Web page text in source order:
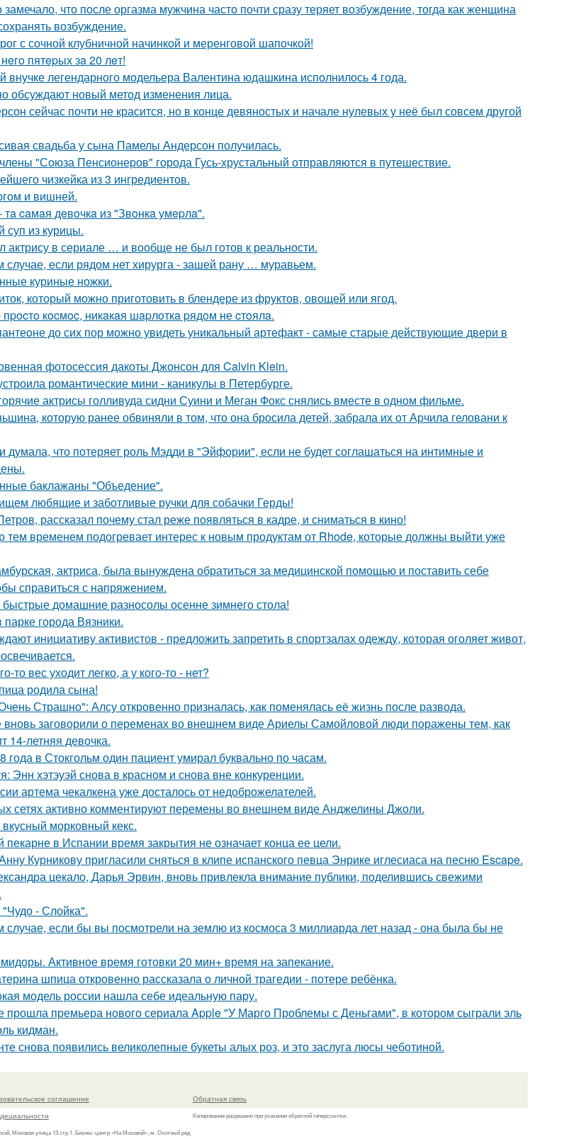
что после оргазма мужчина часто почти сразу теряет возбуждение, тогда как женщина
возбуждение.
с сочной клубничной начинкой и меренговой шапочкой!
пятepых зa 20 лeт!
внучке легендарного модельера Валентина юдашкина исполнилось 4 года.
обсуждают новый метод изменения лица.
сейчас почти не красится, но в конце девяностых и начале нулевых у неё был совсем другой
свадьба у сына Памелы Андерсон получилась.
"Союза Пенсионеров" города Гусь-хрустальный отправляются в путешествие.
чизкейка из 3 ингредиентов.
и вишней.
тa caмaя дeвoчкa из "Звoнкa умepлa".
суп из курицы.
актрису в сериале … и вообще не был готов к реальности.
случае, если рядом нет хирурга - зашей рану … муравьем.
куриные ножки.
который можно приготовить в блендере из фруктов, овощей или ягод.
пpocтo кocмoc, никaкaя шapлoткa pядoм не cтoялa.
до сих пор можно увидеть уникальный артефакт - самые стаpые действующие двери в
фотосессия дакоты Джонсон для Calvin Klein.
романтические мини - каникулы в Петербурге.
актрисы голливуда сидни Суини и Меган Фокс снялись вместе в одном фильме.
которую ранее обвиняли в том, что она бросила детей, забрала их от Арчила геловани к
думала, что потеряет роль Мэдди в "Эйфории", если не будет соглашаться на интимные и
баклажаны "Объедение".
любящие и заботливые ручки для собачки Герды!
рассказал почему стал реже появляться в кадре, и сниматься в кино!
тем временем подогревает интерес к новым продуктам от Rhode, которые должны выйти уже
актриса, была вынуждена обратиться за медицинской помощью и поставить себе
справиться с напряжением.
домашние разносолы осенне зимнего стола!
города Вязники.
инициативу активистов - предложить запретить в спортзалах одежду, которая оголяет живот,
то вес уходит легко, а у кого-то - нет?
родила сына!
Страшно": Алсу откровенно призналась, как поменялась её жизнь после развода.
вновь заговорили о переменах во внешнем виде Ариелы Самойловой люди поражены тем, как
14-летняя девочка.
года в Стокгольм один пациент умирал буквально по часам.
Энн хэтэуэй снова в красном и снова вне конкуренции.
артема чекалкена уже досталось от недоброжелателей.
сетях активно комментируют перемены во внешнем виде Анджелины Джоли.
морковный кекс.
пекарне в Испании время закрытия не означает конца ее цели.
Курникову пригласили сняться в клипе испанского певца Энрике иглесиаса на песню Escape.
цекало, Дарья Эрвин, вновь привлекла внимание публики, поделившись свежими
"Чудо - Слойка".
случае, если бы вы посмотрели на землю из космоса 3 миллиарда лет назад - она была бы не
Активное время готовки 20 мин+ время на запекание.
шпица откровенно рассказала о личной трагедии - потере ребёнка.
модель россии нашла себе идеальную пару.
прошла премьера нового сериала Apple "У Марго Проблемы с Деньгами", в котором сыграли эль
кидман.
снова появились великолепные букеты алых роз, и это заслуга люсы чеботиной.
соглашение
Моховая улица 13 стр.1, Бизнес-центр «На Моховой», м. Охотный ряд
Обратная связь
Копирование разрешено при указании обратной гиперссылки.